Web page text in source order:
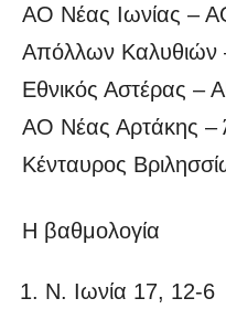
ΑΟ Νέας Ιωνίας –
Απόλλων Καλυθιών
Εθνικός Αστέρας –
ΑΟ Νέας Αρτάκης –
Κένταυρος
Η βαθμολογία
Ν. Ιωνία 17, 12-6